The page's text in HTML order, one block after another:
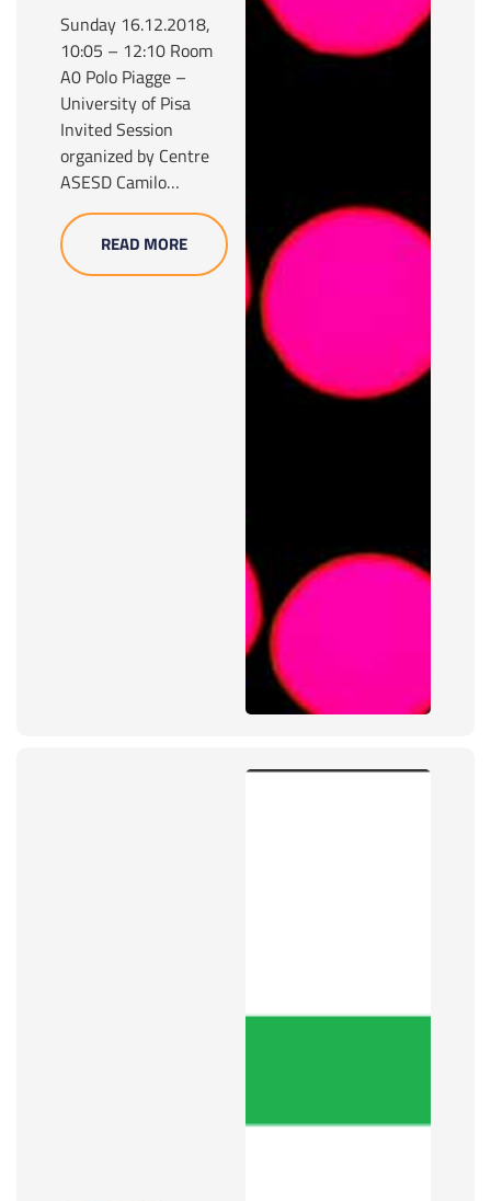
Sunday 16.12.2018,
10:05 – 12:10 Room
A0 Polo Piagge –
University of Pisa
Invited Session
organized by Centre
ASESD Camilo…
READ MORE